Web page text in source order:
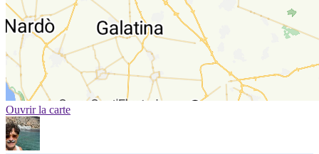
Ouvrir la carte